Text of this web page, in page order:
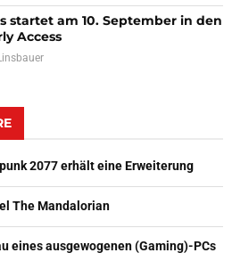
startet am 10. September in den
Access
2077 erhält eine Erweiterung
The Mandalorian
eines ausgewogenen (Gaming)-PCs